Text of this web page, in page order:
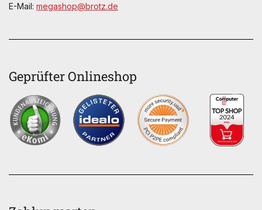
E-Mail: megashop@brotz.de
Geprüfter Onlineshop